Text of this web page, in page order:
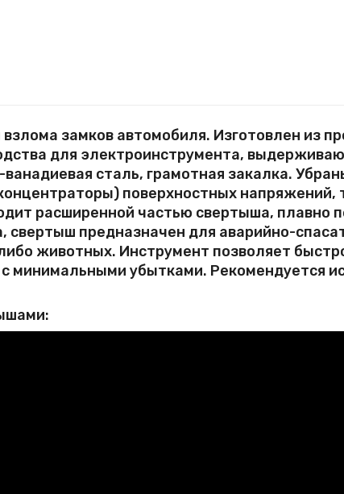
замков автомобиля. Изготовлен из
для электроинструмента,
сталь, грамотная закалка.
поверхностных напряжений,
расширенной частью свертыша, плавно
свертыш предназначен для аварийно-
животных. Инструмент позволяет
минимальными убытками. Рекомендуется